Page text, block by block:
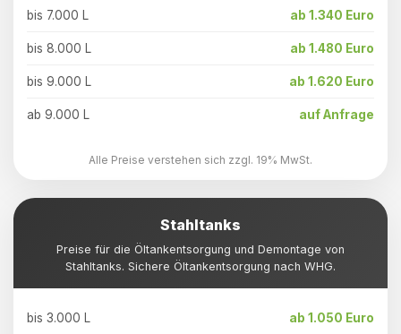
bis 7.000 L ab 1.340 Euro
bis 8.000 L ab 1.480 Euro
bis 9.000 L ab 1.620 Euro
ab 9.000 L auf Anfrage
Alle Preise verstehen sich zzgl. 19% MwSt.
Stahltanks
Preise für die Öltankentsorgung und Demontage von
Stahltanks. Sichere Öltankentsorgung nach WHG.
bis 3.000 L ab 1.050 Euro